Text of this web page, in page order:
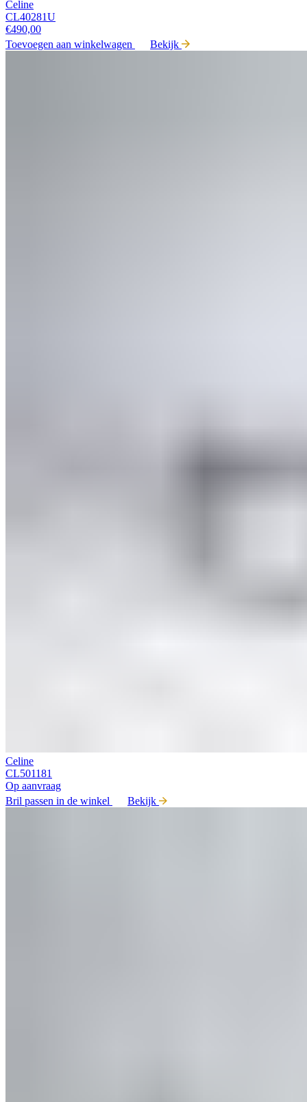
Celine
CL40281U
€490,00
Toevoegen aan winkelwagen
Bekijk
Celine
CL501181
Op aanvraag
Bril passen in de winkel
Bekijk